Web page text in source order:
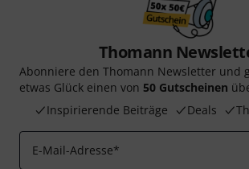
Thomann
Abonniere den Thomann Newsletter und
etwas Glück einen von 50 Gutscheinen
Inspirierende Beiträge
Deals
E-Mail-Adresse*